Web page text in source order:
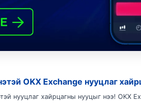
OKX Exchange нууцлаг
нууцлаг хайрцагны нууцыг нээ! OKX